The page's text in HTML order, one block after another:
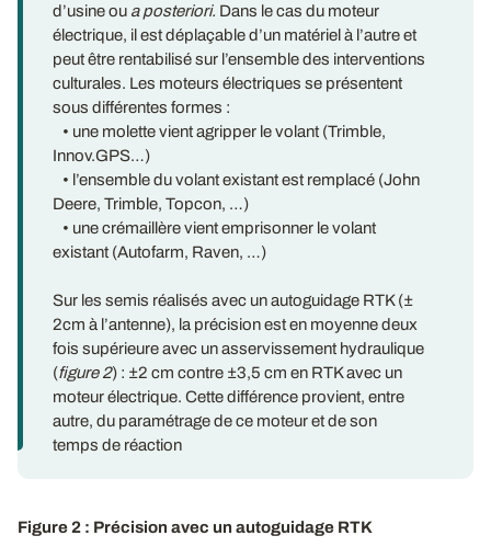
d’usine ou a posteriori. Dans le cas du moteur
électrique, il est déplaçable d’un matériel à l’autre et
peut être rentabilisé sur l’ensemble des interventions
culturales. Les moteurs électriques se présentent
sous différentes formes :
• une molette vient agripper le volant (Trimble,
Innov.GPS…)
• l’ensemble du volant existant est remplacé (John
Deere, Trimble, Topcon, …)
• une crémaillère vient emprisonner le volant
existant (Autofarm, Raven, …)
Sur les semis réalisés avec un autoguidage RTK (±
2cm à l’antenne), la précision est en moyenne deux
fois supérieure avec un asservissement hydraulique
(figure 2) : ±2 cm contre ±3,5 cm en RTK avec un
moteur électrique. Cette différence provient, entre
autre, du paramétrage de ce moteur et de son
temps de réaction
Figure 2 : Précision avec un autoguidage RTK